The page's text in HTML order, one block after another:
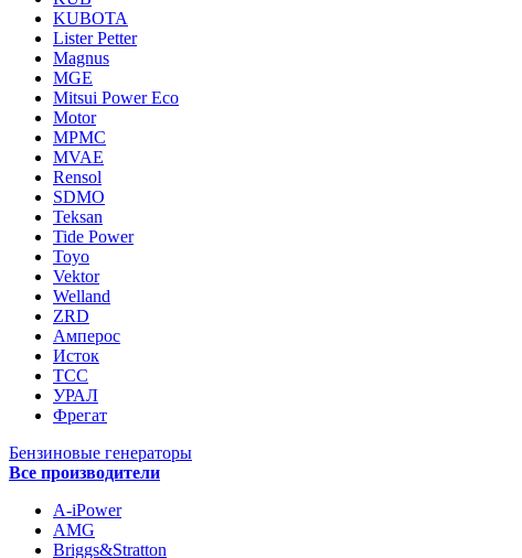
KUBOTA
Lister Petter
Magnus
MGE
Mitsui Power Eco
Motor
MPMC
MVAE
Rensol
SDMO
Teksan
Tide Power
Toyo
Vektor
Welland
ZRD
Амперос
Исток
ТСС
УРАЛ
Фрегат
Бензиновые генераторы
Все производители
A-iPower
AMG
Briggs&Stratton